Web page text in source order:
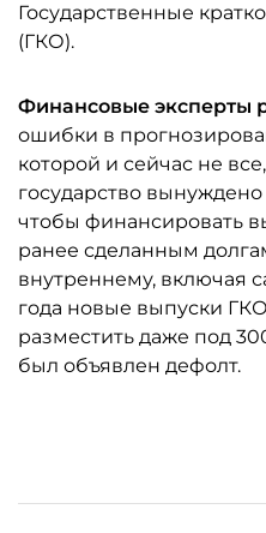
Государственные
(ГКО).
Финансовые эксперты
ошибки в
которой и сейчас не
государство
чтобы финансировать
ранее сделанным
внутреннему, включая
года новые выпуски
разместить даже под
был объявлен дефолт.